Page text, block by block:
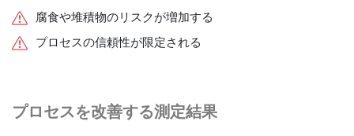
腐食や堆積物のリスクが増加する
プロセスの信頼性が限定される
プロセスを改善する測定結果